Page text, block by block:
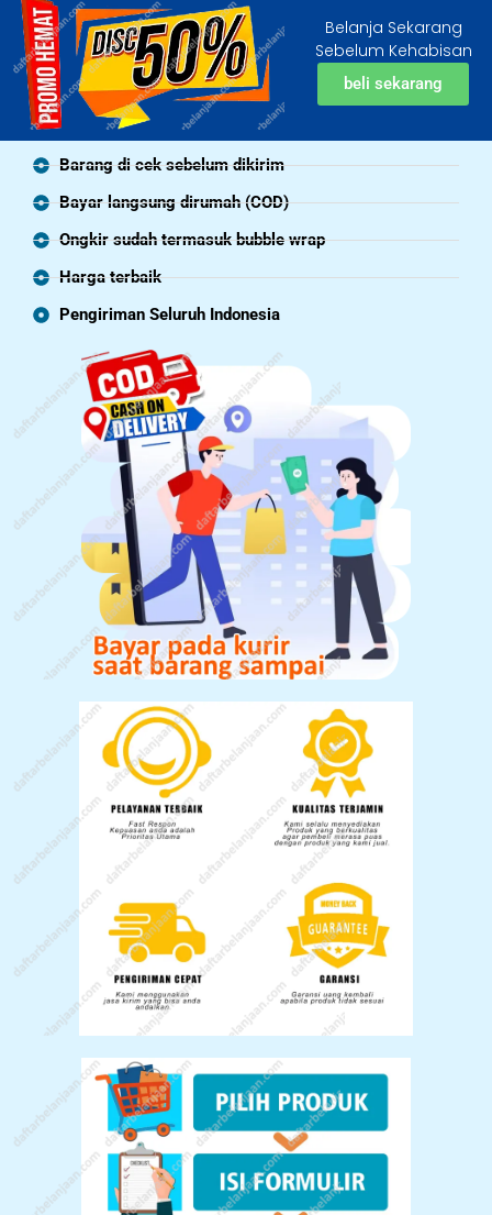
Belanja Sekarang
Sebelum Kehabisan
beli sekarang
Barang di cek sebelum dikirim
Bayar langsung dirumah (COD)
Ongkir sudah termasuk bubble wrap
Harga terbaik
Pengiriman Seluruh Indonesia